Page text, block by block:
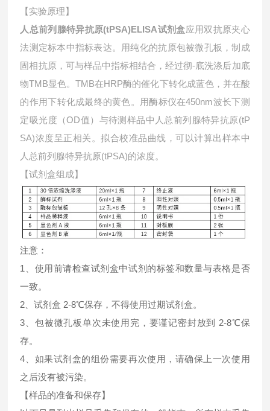
【实验原理】
人总前列腺特异抗原(tPSA)ELISA试剂盒应用双抗原夹心
法测定标本中指标表达。用纯化的抗原包被微孔板，制成
固相抗原，可与样品中指标相结合，经过彻-底洗涤后加底
物TMB显色。TMB在HRP酶的催化下转化成蓝色，并在酸
的作用下转化成最终的黄色。用酶标仪在450nm波长下测
定吸光度（OD值）与待测样品中人总前列腺特异抗原(tP
SA)浓度呈正相关。拟合校准品曲线，可以计算出样本中
人总前列腺特异抗原(tPSA)的浓度。
【试剂盒组成】
注意：
1、使用前请检查试剂盒中试剂的标签和数量与表格是否
一致。
2、试剂盒 2-8℃保存，不得使用过期试剂盒。
3、包被微孔板单次未使用完，要谨记密封放到 2-8℃保
存。
4、如果试剂盒的组份需要再次使用，请确保上一次使用
之后没有被污染。
【样品的准备和保存】